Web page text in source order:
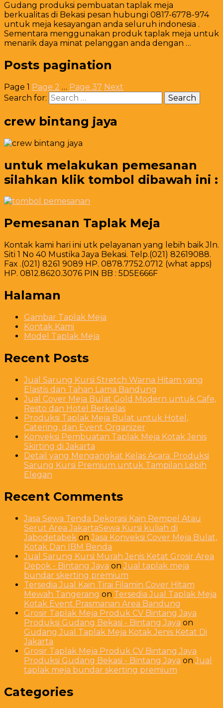
Gudang produksi pembuatan taplak meja
berkualitas di Bekasi pesan hubungi 0817-6778-974
untuk meja kesayangan anda seluruh indonesia .
Sementara menggunakan produk taplak meja untuk
menarik daya minat pelanggan anda dengan …
Posts pagination
Page 1 Page 2 … Page 37 Next
Search for:
crew bintang jaya
untuk melakukan pemesanan
silahkan klik tombol dibawah ini :
Pemesanan Taplak Meja
Kontak kami hari ini utk pelayanan yang lebih baik Jln.
Siti 1 No 40 Mustika Jaya Bekasi. Telp.(021) 82619088.
Fax .(021) 8261 9089 HP. 0878.7752.0712 (what apps)
HP. 0812.8620.3076 PIN BB : 5D5E666F
Halaman
Gambar Taplak Meja
Kontak Kami
Model Taplak Meja
Recent Posts
Jual Sarung Kursi Stretch Warna Hitam yang
Elastis dan Tahan Lama Bandung
Jual Cover Meja Bulat Gold Modern untuk Cafe,
Resto dan Hotel Berkelas
Produksi Taplak Meja Bulat untuk Hotel,
Catering, dan Event Organizer
Konveksi Pembuatan Taplak Meja Kotak Jenis
Skirting di Jakarta
Detail yang Mengangkat Kelas Acara: Produksi
Sarung Kursi Premium untuk Tampilan Lebih
Elegan
Recent Comments
Jasa Sewa Tenda Dekorasi Kain Rempel Atau
Serut Area JakartaSewa Kursi kuliah di
Jabodetabek onJasa Konveksi Cover Meja Bulat,
Kotak Dan IBM Benda
Jual Sarung Kursi Murah Jenis Ketat Grosir Area
Depok - Bintang Jaya onJual taplak meja
bundar skerting premium
Tersedia Jual Kain Tirai Filamin Cover Hitam
Mewah Tangerang on Tersedia Jual Taplak Meja
Kotak Event Prasmanan Area Bandung
Grosir Taplak Meja Produk CV Bintang Jaya
Produksi Gudang Bekasi - Bintang Jaya on
Gudang Jual Taplak Meja Kotak Jenis Ketat Di
Jakarta
Grosir Taplak Meja Produk CV Bintang Jaya
Produksi Gudang Bekasi - Bintang Jaya onJual
taplak meja bundar skerting premium
Categories